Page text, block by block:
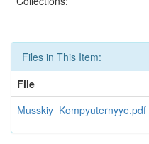
Files in This Item:
File
Musskiy_Kompyuternyye.pdf